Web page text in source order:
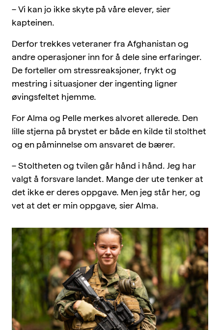
– Vi kan jo ikke skyte på våre elever, sier
kapteinen.
Derfor trekkes veteraner fra Afghanistan og
andre operasjoner inn for å dele sine erfaringer.
De forteller om stressreaksjoner, frykt og
mestring i situasjoner der ingenting ligner
øvingsfeltet hjemme.
For Alma og Pelle merkes alvoret allerede. Den
lille stjerna på brystet er både en kilde til stolthet
og en påminnelse om ansvaret de bærer.
– Stoltheten og tvilen går hånd i hånd. Jeg har
valgt å forsvare landet. Mange der ute tenker at
det ikke er deres oppgave. Men jeg står her, og
vet at det er min oppgave, sier Alma.